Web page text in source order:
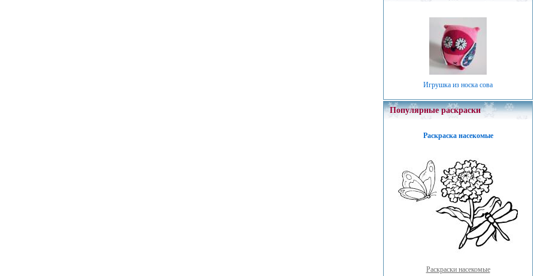
Игрушка из носка сова
Популярные раскраски
Раскраска насекомые
Раскраски насекомые